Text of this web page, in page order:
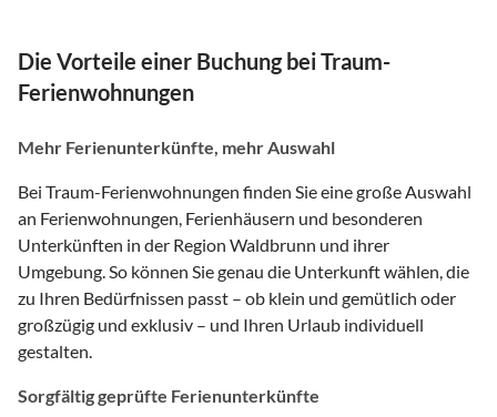
Die Vorteile einer Buchung bei Traum-
Ferienwohnungen
Mehr Ferienunterkünfte, mehr Auswahl
Bei Traum-Ferienwohnungen finden Sie eine große Auswahl
an Ferienwohnungen, Ferienhäusern und besonderen
Unterkünften in der Region Waldbrunn und ihrer
Umgebung. So können Sie genau die Unterkunft wählen, die
zu Ihren Bedürfnissen passt – ob klein und gemütlich oder
großzügig und exklusiv – und Ihren Urlaub individuell
gestalten.
Sorgfältig geprüfte Ferienunterkünfte